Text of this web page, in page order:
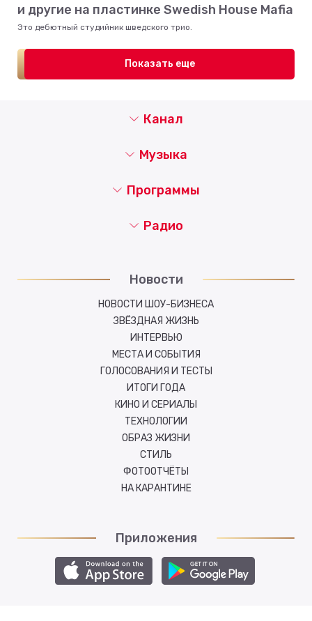
и другие на пластинке Swedish House Mafia
Это дебютный студийник шведского трио.
Показать еще
Канал
Музыка
Новости
НОВОСТИ ШОУ-БИЗНЕСА
ЗВЁЗДНАЯ ЖИЗНЬ
ИНТЕРВЬЮ
МЕСТА И СОБЫТИЯ
ГОЛОСОВАНИЯ И ТЕСТЫ
ИТОГИ ГОДА
КИНО И СЕРИАЛЫ
ТЕХНОЛОГИИ
ОБРАЗ ЖИЗНИ
СТИЛЬ
ФОТООТЧЁТЫ
НА КАРАНТИНЕ
Программы
Радио
Приложения